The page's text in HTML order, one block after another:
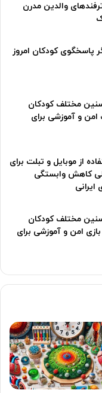
والدین مدرن
کودکان امروز
مختلف کودکان
امن و آموزشی برای
از موبایل و تبلت برای
کاهش وابستگی
ایرانی
مختلف کودکان
بازی امن و آموزشی برای